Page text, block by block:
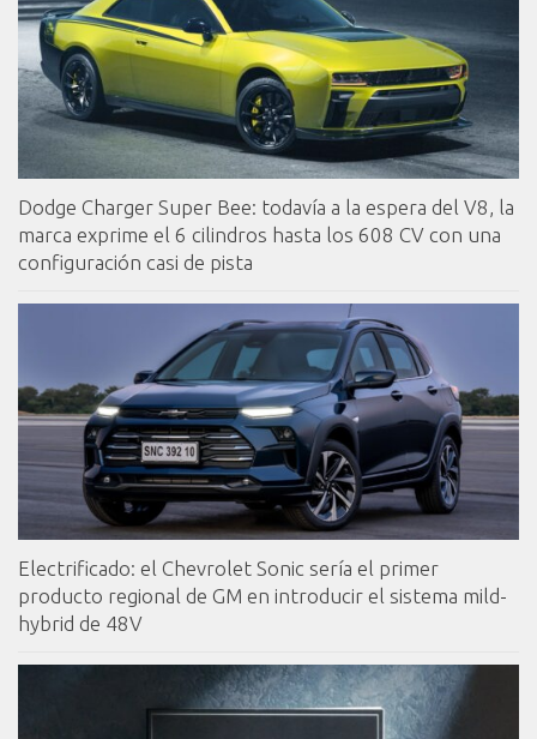
Dodge Charger Super Bee: todavía a la espera del V8, la
marca exprime el 6 cilindros hasta los 608 CV con una
configuración casi de pista
Electrificado: el Chevrolet Sonic sería el primer
producto regional de GM en introducir el sistema mild-
hybrid de 48V